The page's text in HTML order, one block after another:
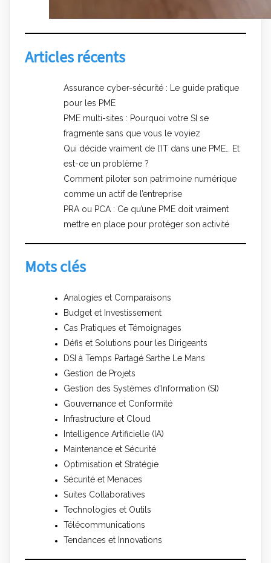
Articles récents
Assurance cyber-sécurité : Le guide pratique
pour les PME
PME multi-sites : Pourquoi votre SI se
fragmente sans que vous le voyiez
Qui décide vraiment de l’IT dans une PME… Et
est-ce un problème ?
Comment piloter son patrimoine numérique
comme un actif de l’entreprise
PRA ou PCA : Ce qu’une PME doit vraiment
mettre en place pour protéger son activité
Mots clés
Analogies et Comparaisons
Budget et Investissement
Cas Pratiques et Témoignages
Défis et Solutions pour les Dirigeants
DSI à Temps Partagé Sarthe Le Mans
Gestion de Projets
Gestion des Systèmes d'Information (SI)
Gouvernance et Conformité
Infrastructure et Cloud
Intelligence Artificielle (IA)
Maintenance et Sécurité
Optimisation et Stratégie
Sécurité et Menaces
Suites Collaboratives
Technologies et Outils
Télécommunications
Tendances et Innovations